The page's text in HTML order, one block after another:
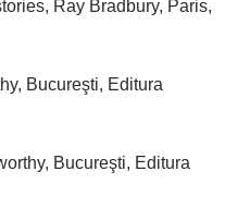
Ray Bradbury, Paris,
Bucureşti, Editura
Bucureşti, Editura